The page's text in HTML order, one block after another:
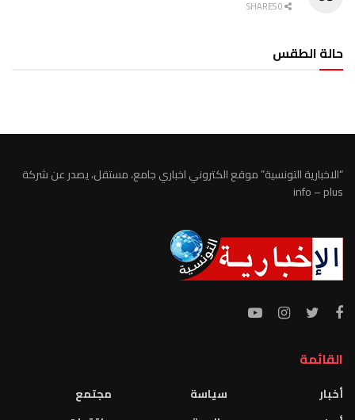
حالة الطقس
“الاخبارية التونسية” موقع الكتروني اخباري جامع، مستقل، يصدر عن شركة
info – plus
القائمة
أخبار
سياسة
مجتمع